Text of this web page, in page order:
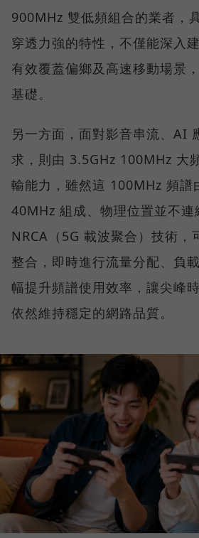
900MHz 雙低頻組合的業者，
穿透力強的特性，不僅能深入
有效覆蓋偏鄉及高速移動場景
基礎。
另一方面，面對影音串流、AI
求，則由 3.5GHz 100MHz 大
輸能力，雖然這 100MHz 頻譜
40MHz 組成、物理位置並不連
NRCA（5G 載波聚合）技術，
整合，即時進行流量分配、負
幅提升頻譜使用效率，讓尖峰
依然維持穩定的網路品質。